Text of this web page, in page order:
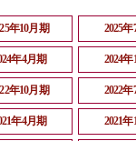
年10月期 2025
年4月期 2024
年10月期 2022
年4月期 2021